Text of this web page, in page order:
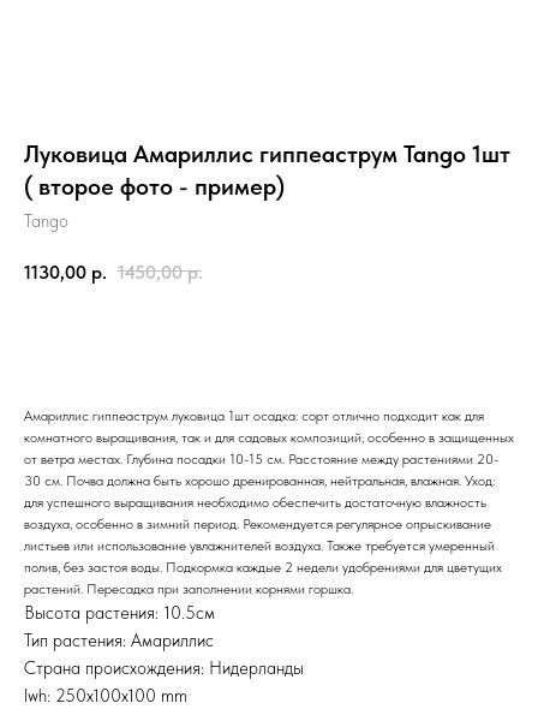
Луковица Амариллис гиппеаструм Tango 1шт
( второе фото - пример)
Tango
1130,00 р. 1450,00 р.
Амариллис гиппеаструм луковица 1шт осадка: сорт отлично подходит как для
комнатного выращивания, так и для садовых композиций, особенно в защищенных
от ветра местах. Глубина посадки 10-15 см. Расстояние между растениями 20-
30 см. Почва должна быть хорошо дренированная, нейтральная, влажная. Уход:
для успешного выращивания необходимо обеспечить достаточную влажность
воздуха, особенно в зимний период. Рекомендуется регулярное опрыскивание
листьев или использование увлажнителей воздуха. Также требуется умеренный
полив, без застоя воды. Подкормка каждые 2 недели удобрениями для цветущих
растений. Пересадка при заполнении корнями горшка.
Высота растения: 10.5см
Тип растения: Амариллис
Страна происхождения: Нидерланды
lwh: 250x100x100 mm